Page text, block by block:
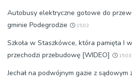
Autobusy elektryczne gotowe do
gminie Podegrodzie
15:03
Szkoła w Staszkówce, która pamięta I
przechodzi przebudowę [WIDEO]
15:03
Jechał na podwójnym gazie z sądowym